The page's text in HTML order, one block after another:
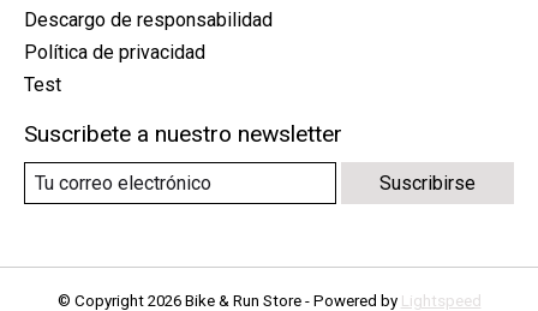
Descargo de responsabilidad
Política de privacidad
Test
Suscribete a nuestro newsletter
Suscribirse
© Copyright 2026 Bike & Run Store - Powered by Lightspeed